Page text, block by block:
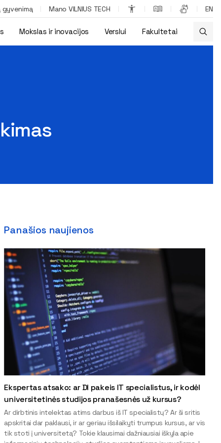
gyvenimą Mano VILNIUS TECH EN
Mokslas ir inovacijos Verslui Fakultetai
Panašios naujienos
Ekspertas atsako: ar DI pakeis IT specialistus, ir kodėl
universitetinės studijos pranašesnės už kursus?
Ar dirbtinis intelektas atims darbus iš IT specialistų? Ar ši sritis
apskritai dar paklausi, ir ar geriau išsilaikyti trumpus kursus, ar vis
tik stoti į universitetą? Tokie klausimai dažniausiai iškyla apie